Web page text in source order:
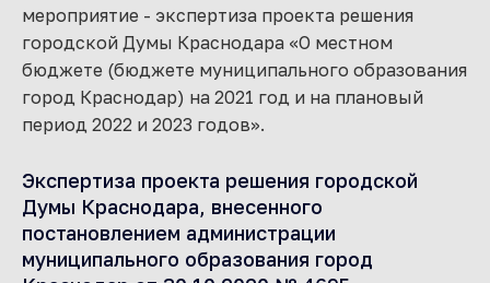
мероприятие - экспертиза проекта решения
городской Думы Краснодара «О местном
бюджете (бюджете муниципального образования
город Краснодар) на 2021 год и на плановый
период 2022 и 2023 годов».
Экспертиза проекта решения городской
Думы Краснодара, внесенного
постановлением администрации
муниципального образования город